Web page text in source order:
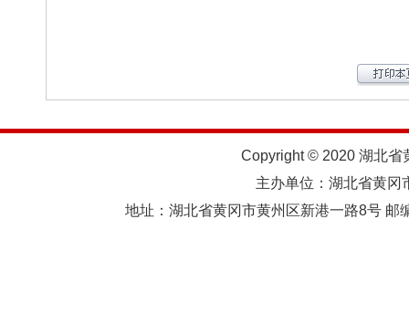
Copyright © 2020 湖北省
主办单位：湖北省黄
地址：湖北省黄冈市黄州区新港一路8号